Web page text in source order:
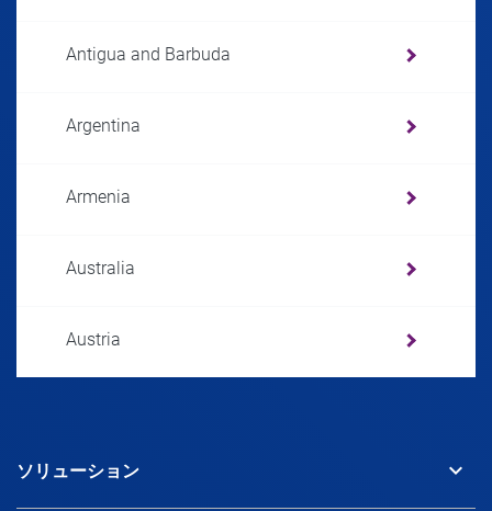
Antigua and Barbuda
Argentina
Armenia
Australia
Austria
Bahamas
ソリューション keyboard_arrow_down